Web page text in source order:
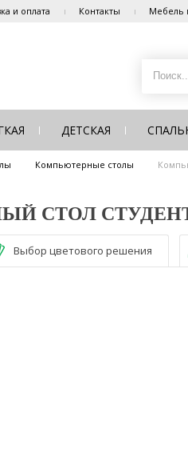
и оплата Контакты Мебель
ДЕТСКАЯ
Компьютерные столы
СТОЛ
Выбор цветового решения